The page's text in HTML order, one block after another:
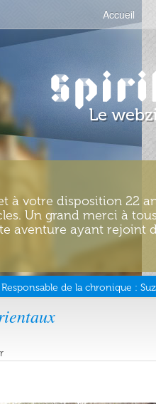
Accueil
à votre disposition 22
Un grand merci à
aventure ayant rejoint
Responsable de la chronique :